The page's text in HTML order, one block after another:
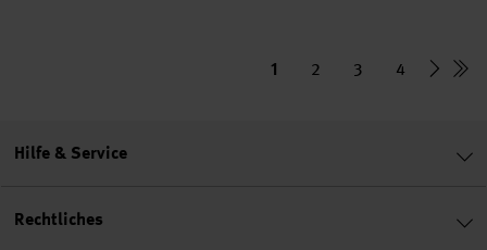
1 2 3 4
Hilfe & Service
Rechtliches